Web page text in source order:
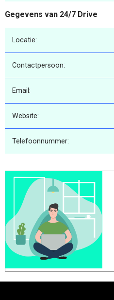
Gegevens van 24/7 Drive
Locatie:
Contactpersoon:
Email:
Website:
Telefoonnummer: